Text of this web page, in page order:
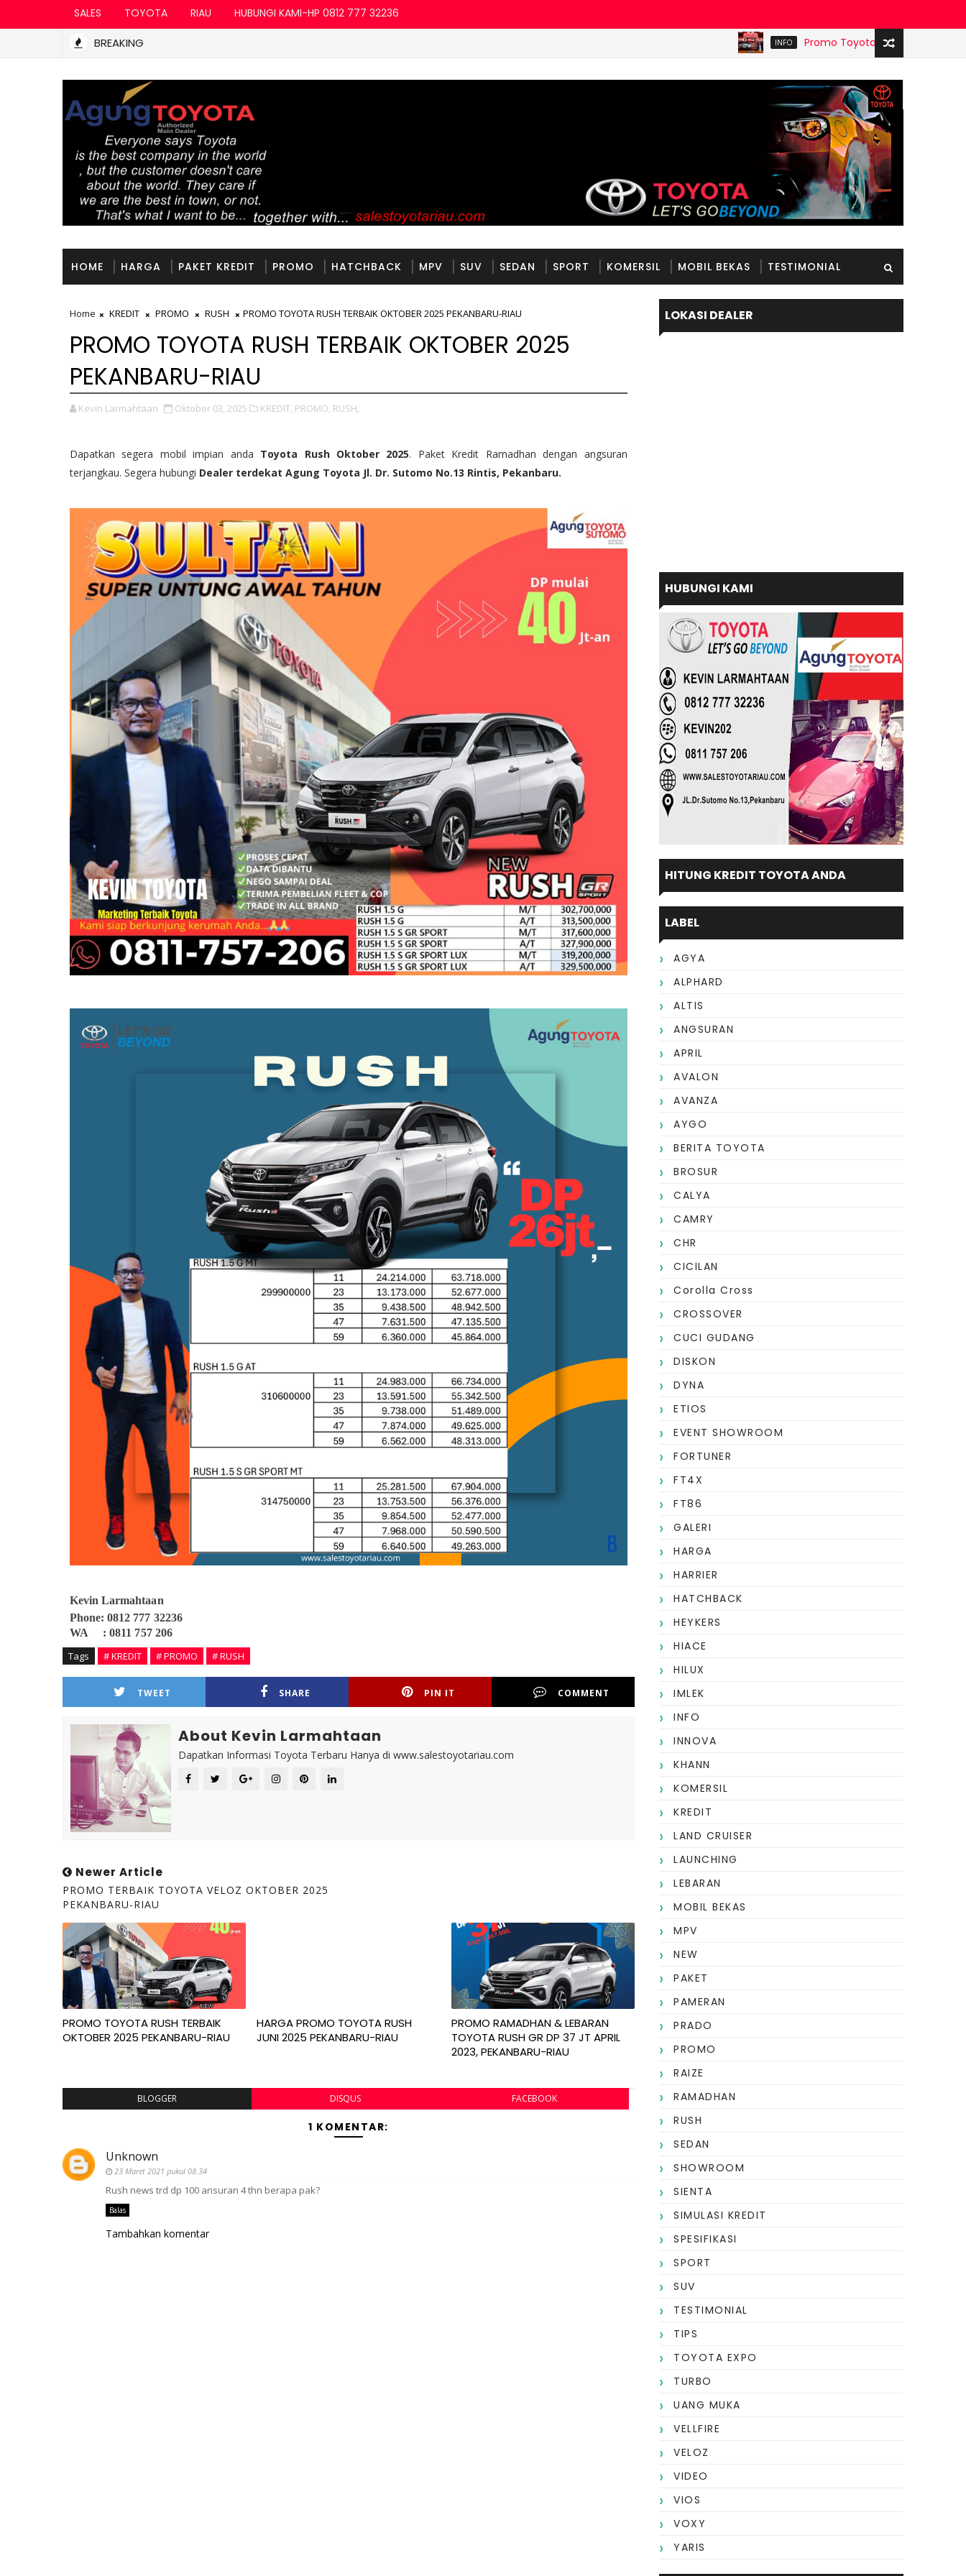
SALES TOYOTA RIAU HUBUNGI KAMI-HP 0812 777 32236
BREAKING INFO Promo Toyota Merdeka Oktober 2025
HOME HARGA PAKET KREDIT PROMO HATCHBACK MPV SUV SEDAN SPORT KOMERSIL MOBIL BEKAS TESTIMONIAL
Home KREDIT PROMO RUSH PROMO TOYOTA RUSH TERBAIK OKTOBER 2025 PEKANBARU-RIAU
PROMO TOYOTA RUSH TERBAIK OKTOBER 2025
PEKANBARU-RIAU
Kevin Larmahtaan Oktober 03, 2025 KREDIT, PROMO, RUSH,
Dapatkan segera mobil impian anda Toyota Rush Oktober 2025. Paket Kredit Ramadhan dengan angsuran
terjangkau. Segera hubungi Dealer terdekat Agung Toyota Jl. Dr. Sutomo No.13 Rintis, Pekanbaru.
Kevin Larmahtaan
Phone: 0812 777 32236
WA : 0811 757 206
Tags # KREDIT # PROMO # RUSH
TWEET SHARE PIN IT COMMENT
About Kevin Larmahtaan
Dapatkan Informasi Toyota Terbaru Hanya di www.salestoyotariau.com
Newer Article
PROMO TERBAIK TOYOTA VELOZ OKTOBER 2025
PEKANBARU-RIAU
PROMO TOYOTA RUSH TERBAIK
OKTOBER 2025 PEKANBARU-RIAU
HARGA PROMO TOYOTA RUSH
JUNI 2025 PEKANBARU-RIAU
PROMO RAMADHAN & LEBARAN
TOYOTA RUSH GR DP 37 JT APRIL
2023, PEKANBARU-RIAU
BLOGGER DISQUS FACEBOOK
1 KOMENTAR:
Unknown
23 Maret 2021 pukul 08.34
Rush news trd dp 100 ansuran 4 thn berapa pak?
Balas
Tambahkan komentar
LOKASI DEALER
HUBUNGI KAMI
HITUNG KREDIT TOYOTA ANDA
LABEL
AGYA
ALPHARD
ALTIS
ANGSURAN
APRIL
AVALON
AVANZA
AYGO
BERITA TOYOTA
BROSUR
CALYA
CAMRY
CHR
CICILAN
Corolla Cross
CROSSOVER
CUCI GUDANG
DISKON
DYNA
ETIOS
EVENT SHOWROOM
FORTUNER
FT4X
FT86
GALERI
HARGA
HARRIER
HATCHBACK
HEYKERS
HIACE
HILUX
IMLEK
INFO
INNOVA
KHANN
KOMERSIL
KREDIT
LAND CRUISER
LAUNCHING
LEBARAN
MOBIL BEKAS
MPV
NEW
PAKET
PAMERAN
PRADO
PROMO
RAIZE
RAMADHAN
RUSH
SEDAN
SHOWROOM
SIENTA
SIMULASI KREDIT
SPESIFIKASI
SPORT
SUV
TESTIMONIAL
TIPS
TOYOTA EXPO
TURBO
UANG MUKA
VELLFIRE
VELOZ
VIDEO
VIOS
VOXY
YARIS